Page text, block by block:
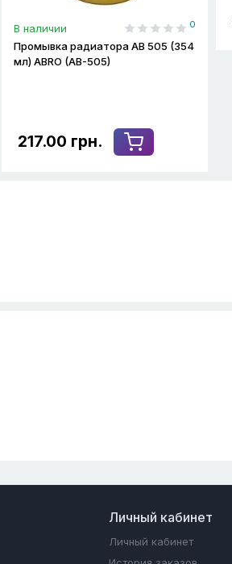
В наличии 0
Промывка радиатора AB 505 (354
мл) ABRO (AB-505)
217.00 грн.
Личный кабинет
Личный кабинет